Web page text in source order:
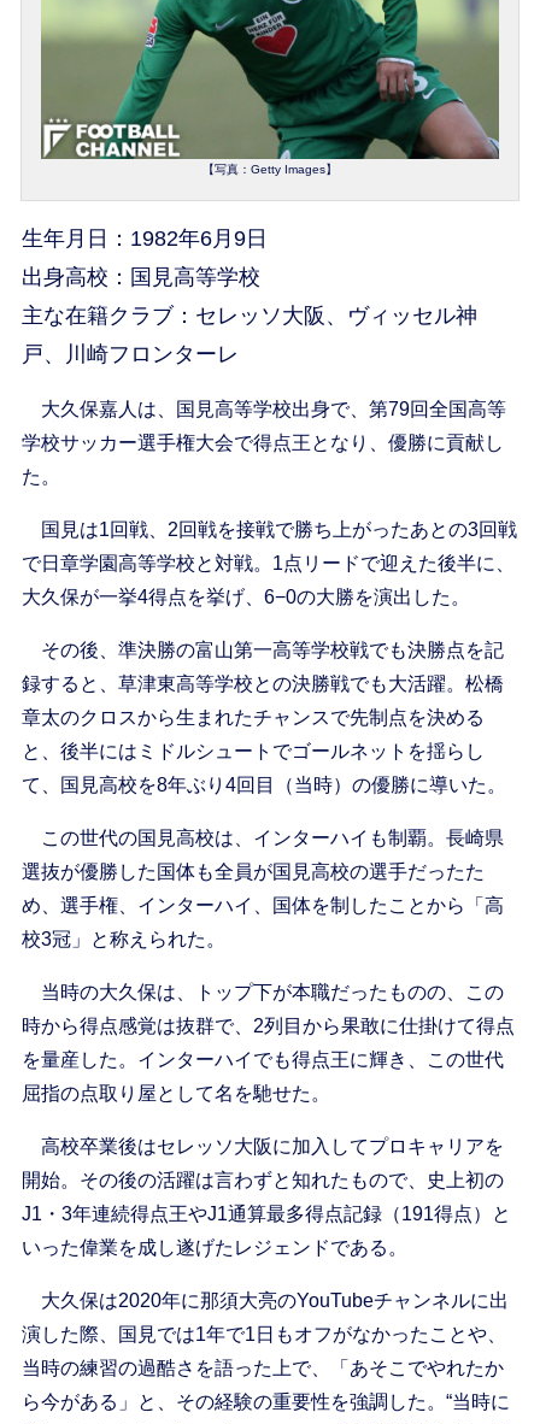
【写真：Getty Images】
生年月日：1982年6月9日
出身高校：国見高等学校
主な在籍クラブ：セレッソ大阪、ヴィッセル神
戸、川崎フロンターレ
大久保嘉人は、国見高等学校出身で、第79回全国高等
学校サッカー選手権大会で得点王となり、優勝に貢献し
た。
国見は1回戦、2回戦を接戦で勝ち上がったあとの3回戦
で日章学園高等学校と対戦。1点リードで迎えた後半に、
大久保が一挙4得点を挙げ、6−0の大勝を演出した。
その後、準決勝の富山第一高等学校戦でも決勝点を記
録すると、草津東高等学校との決勝戦でも大活躍。松橋
章太のクロスから生まれたチャンスで先制点を決める
と、後半にはミドルシュートでゴールネットを揺らし
て、国見高校を8年ぶり4回目（当時）の優勝に導いた。
この世代の国見高校は、インターハイも制覇。長崎県
選抜が優勝した国体も全員が国見高校の選手だったた
め、選手権、インターハイ、国体を制したことから「高
校3冠」と称えられた。
当時の大久保は、トップ下が本職だったものの、この
時から得点感覚は抜群で、2列目から果敢に仕掛けて得点
を量産した。インターハイでも得点王に輝き、この世代
屈指の点取り屋として名を馳せた。
高校卒業後はセレッソ大阪に加入してプロキャリアを
開始。その後の活躍は言わずと知れたもので、史上初の
J1・3年連続得点王やJ1通算最多得点記録（191得点）と
いった偉業を成し遂げたレジェンドである。
大久保は2020年に那須大亮のYouTubeチャンネルに出
演した際、国見では1年で1日もオフがなかったことや、
当時の練習の過酷さを語った上で、「あそこでやれたか
ら今がある」と、その経験の重要性を強調した。“当時に